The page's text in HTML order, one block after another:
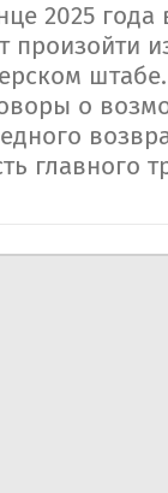
2025
произойти
о
главного